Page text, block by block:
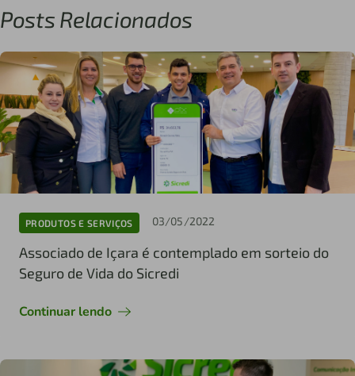
Posts Relacionados
PRODUTOS E SERVIÇOS 03/05/2022
Associado de Içara é contemplado em sorteio do
Seguro de Vida do Sicredi
Continuar lendo